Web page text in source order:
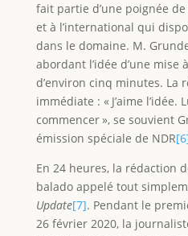
fait partie d’une poignée
et à l’international qui
dans le domaine. M.
abordant l’idée d’une
d’environ cinq minutes. La
immédiate : « J’aime l’idée.
commencer », se souvient
émission spéciale de NDR
En 24 heures, la rédaction
balado appelé tout
Update[7]. Pendant le
26 février 2020, la